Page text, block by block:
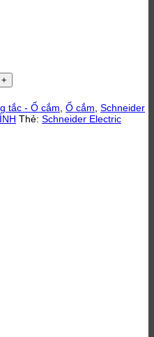
tắc - Ổ cắm Ổ cắm Schneider
Thẻ: Schneider Electric